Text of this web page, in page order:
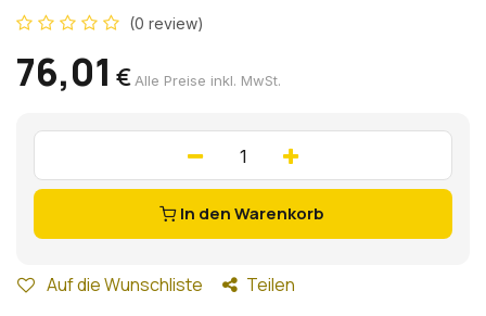
(0 review)
76,01 € Alle Preise inkl. MwSt.
In den Warenkorb
Auf die Wunschliste Teilen